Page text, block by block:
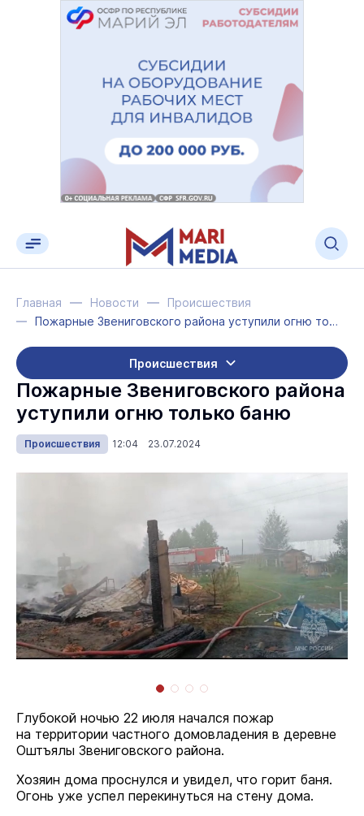
Главная Новости
Происшествия
Пожарные Звениговского района уступили огню только баню
Происшествия
Пожарные Звениговского района
уступили огню только баню
Происшествия 12:04 23.07.2024
Глубокой ночью 22 июля начался пожар
на территории частного домовладения в деревне
Оштъялы Звениговского района.
Хозяин дома проснулся и увидел, что горит баня.
Огонь уже успел перекинуться на стену дома.